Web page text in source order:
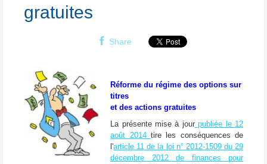
gratuites
Share
Réforme du régime des options sur
titres
et des actions gratuites
La présente mise à jourpubliée le 12
août 2014 tire les conséquences de
l'article 11 de la loi n° 2012-1509 du 29
décembre 2012 de finances pour